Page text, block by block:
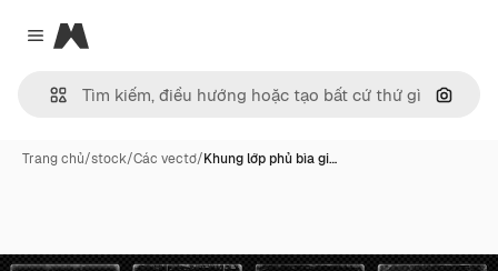
Close menu
Magnific
Tìm
Trang chủ/stock/Các vectơ/Khung lớp phủ bìa gi…